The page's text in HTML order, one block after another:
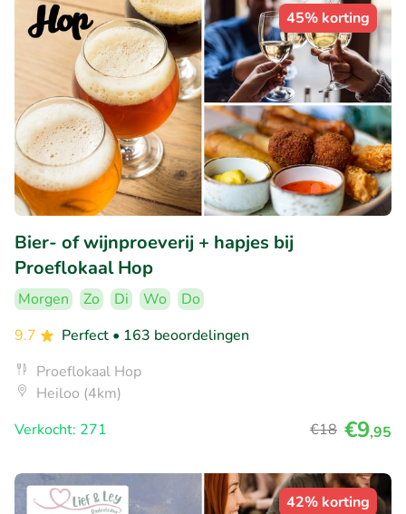
45% korting
Bier- of wijnproeverij + hapjes bij
Proeflokaal Hop
Morgen Zo Di Wo
Do
9.7
Perfect • 163 beoordelingen
Proeflokaal Hop
Heiloo (4km)
Verkocht: 271
€18 €9,95
42% korting